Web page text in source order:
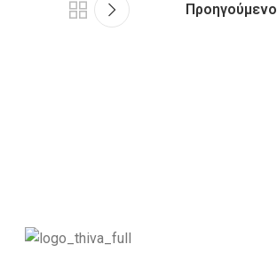
Προηγούμενο